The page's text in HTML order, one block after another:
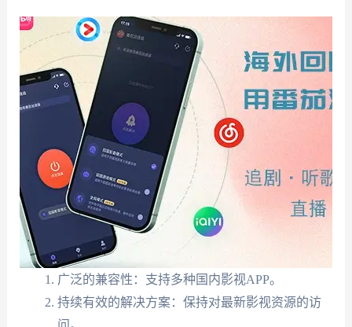
广泛的兼容性：支持多种国内影视APP。
持续有效的解决方案：保持对最新影视资源的访